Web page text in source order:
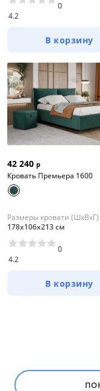
Цена
4.2
0
В корзину
42 240 р
Кровать Премьера 1600
Размеры кровати (ШхВхГ)
178х106х213 см
4.2
0
В корзину